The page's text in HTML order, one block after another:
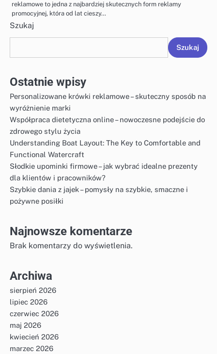
reklamowe to jedna z najbardziej skutecznych form reklamy
promocyjnej, która od lat cieszy…
Szukaj
Szukaj
Ostatnie wpisy
Personalizowane krówki reklamowe – skuteczny sposób na
wyróżnienie marki
Współpraca dietetyczna online – nowoczesne podejście do
zdrowego stylu życia
Understanding Boat Layout: The Key to Comfortable and
Functional Watercraft
Słodkie upominki firmowe – jak wybrać idealne prezenty
dla klientów i pracowników?
Szybkie dania z jajek – pomysły na szybkie, smaczne i
pożywne posiłki
Najnowsze komentarze
Brak komentarzy do wyświetlenia.
Archiwa
sierpień 2026
lipiec 2026
czerwiec 2026
maj 2026
kwiecień 2026
marzec 2026